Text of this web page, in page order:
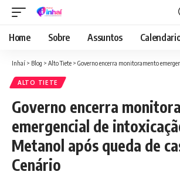
Home Sobre Assuntos
Inhaí > Blog > Alto Tiete > Governo encerra monitoramento emergencial de intoxicação
ALTO TIETE
Governo encerra
emergencial de
Metanol após queda de
Cenário